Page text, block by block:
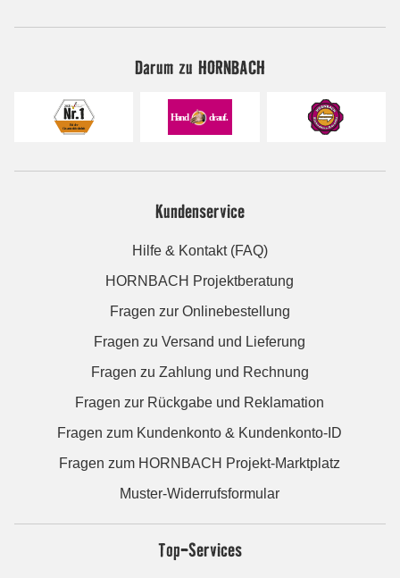
Darum zu HORNBACH
Kundenservice
Hilfe & Kontakt (FAQ)
HORNBACH Projektberatung
Fragen zur Onlinebestellung
Fragen zu Versand und Lieferung
Fragen zu Zahlung und Rechnung
Fragen zur Rückgabe und Reklamation
Fragen zum Kundenkonto & Kundenkonto-ID
Fragen zum HORNBACH Projekt-Marktplatz
Muster-Widerrufsformular
Top-Services